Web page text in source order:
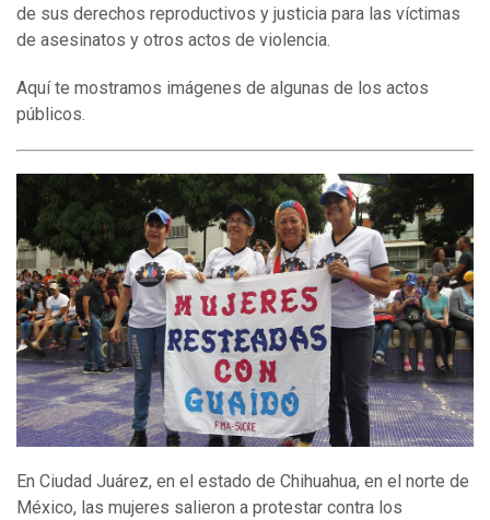
de sus derechos reproductivos y justicia para las víctimas
de asesinatos y otros actos de violencia.
Aquí te mostramos imágenes de algunas de los actos
públicos.
En Ciudad Juárez, en el estado de Chihuahua, en el norte de
México, las mujeres salieron a protestar contra los